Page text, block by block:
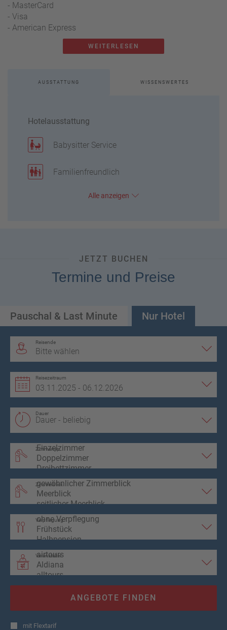
- MasterCard
- Visa
- American Express
WEITERLESEN
AUSSTATTUNG WISSENSWERTES
Hotelausstattung
Babysitter Service
Familienfreundlich
Alle anzeigen
JETZT BUCHEN
Termine und Preise
Pauschal & Last Minute Nur Hotel
Reisende
Bitte wählen
Reisezeitraum
Dauer
Zimmertyp
Zimmerblick
ANGEBOTE FINDEN
mit Flextarif
Verpflegung
Veranstalter